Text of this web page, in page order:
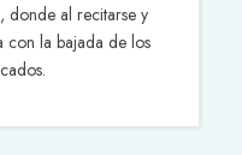
donde al recitarse y
con la bajada de los